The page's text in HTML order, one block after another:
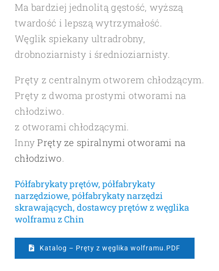
Ma bardziej jednolitą gęstość, wyższą
twardość i lepszą wytrzymałość.
Węglik spiekany ultradrobny,
drobnoziarnisty i średnioziarnisty.
Pręty z centralnym otworem chłodzącym.
Pręty z dwoma prostymi otworami na
chłodziwo.
z otworami chłodzącymi.
InnyPręty ze spiralnymi otworami na
chłodziwo.
Półfabrykaty prętów, półfabrykaty
narzędziowe, półfabrykaty narzędzi
skrawających, dostawcy prętów z węglika
wolframu z Chin
Katalog – Pręty z węglika wolframu.PDF